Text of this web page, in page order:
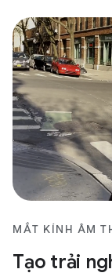
MẮT KÍNH ÂM
Tạo trải